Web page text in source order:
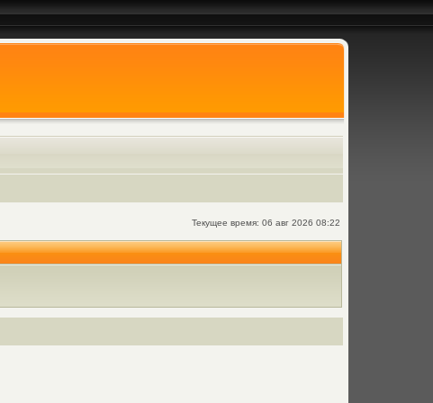
Текущее время: 06 авг 2026 08:22